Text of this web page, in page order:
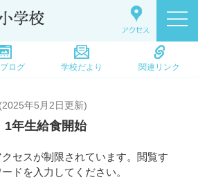
ログ 学校だより 関連リンク
2025年5月2日更新)
1年生給食開始
セスが制限されています。閲覧す
ドを入力してください。